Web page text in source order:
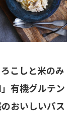
こしと米のみ
有機グルテン
おいしいパス